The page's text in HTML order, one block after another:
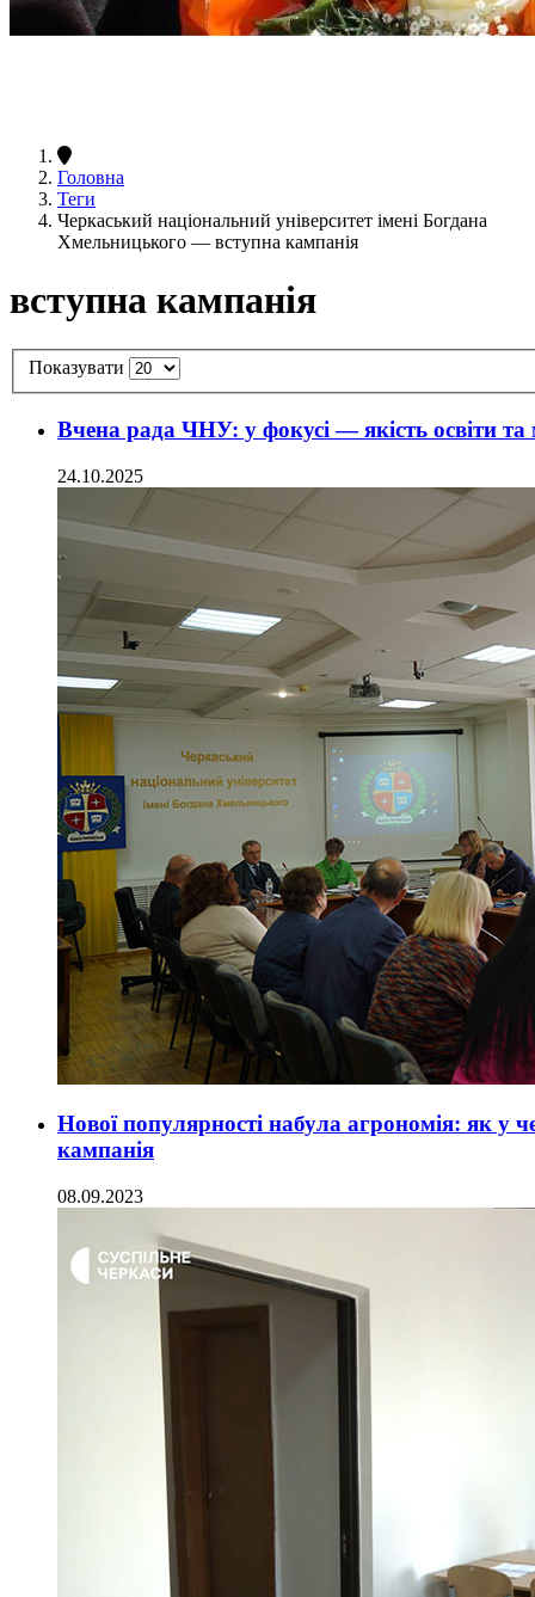
Головна
Теги
Черкаський національний університет імені Богдана
Хмельницького — вступна кампанія
вступна кампанія
Показувати
Вчена рада ЧНУ: у фокусі — якість освіти та
24.10.2025
Нової популярності набула агрономія: як у
кампанія
08.09.2023